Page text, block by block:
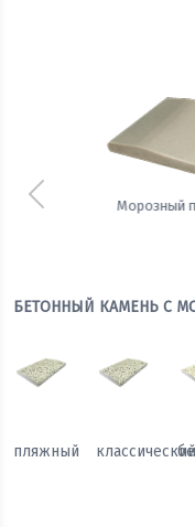
Сапфировая ночь
Предыдущий
БЕТОННЫЙ КАМЕНЬ С
пляжный классический